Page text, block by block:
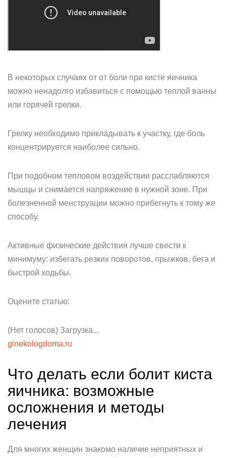
В некоторых случаях от от боли при кисте яичника
можно ненадолго избавиться с помощью теплой ванны
или горячей грелки.
Грелку необходимо прикладывать к участку, где боль
концентрируется наиболее сильно.
При подобном тепловом воздействии расслабляются
мышцы и снимается напряжение в нужной зоне. При
болезненной менструации можно прибегнуть к тому же
способу.
Активные физические действия лучше свести к
минимуму: избегать резких поворотов, прыжков, бега и
быстрой ходьбы.
Оцените статью:
(Нет голосов) Загрузка...
ginekologdoma.ru
Что делать если болит киста
яичника: возможные
осложнения и методы
лечения
Для многих женщин знакомо наличие неприятных и